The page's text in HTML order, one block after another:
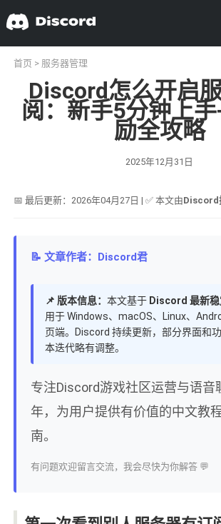
首页 > 服务器管理
Discord怎么开启
阅：新手5分钟上
励全攻略
2025年12月31日
📅 最后更新：2026年04月27日 | ✅ 本文由Discord
📝 文章作者：Discord君
📌 版本信息： 本文基于 Discord 最新
用于 Windows、macOS、Linux、
页端。Discord 持续更新，部分界面和
本迭代略有调整。
专注Discord游戏社区运营与语音
年，为用户提供有价值的中文教
南。
有问题欢迎留言交流，我会尽快为你解答 💬